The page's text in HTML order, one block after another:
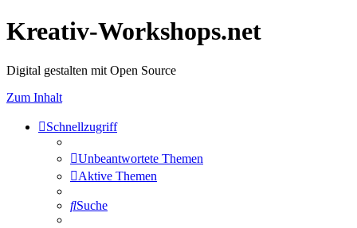
Kreativ-Workshops.net
Digital gestalten mit Open Source
Zum Inhalt
Schnellzugriff
Unbeantwortete Themen
Aktive Themen
Suche